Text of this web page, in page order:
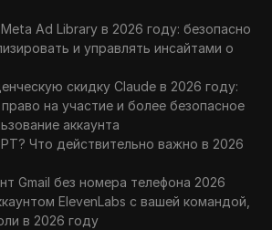
Ad Library в 2026 году: безопасно
и управлять инсайтами о
скидку Claude в 2026 году:
на участие и более безопасное
аккаунта
Что действительно важно в 2026
Gmail без номера телефона 2026
ElevenLabs с вашей командой,
в 2026 году